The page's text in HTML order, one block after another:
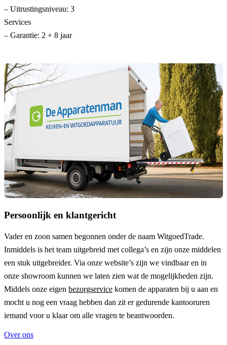
– Uitrustingsniveau: 3
Services
– Garantie: 2 + 8 jaar
Persoonlijk en klantgericht
Vader en zoon samen begonnen onder de naam WitgoedTrade.
Inmiddels is het team uitgebreid met collega’s en zijn onze middelen
een stuk uitgebreider. Via onze website’s zijn we vindbaar en in
onze showroom kunnen we laten zien wat de mogelijkheden zijn.
Middels onze eigen bezorgservice komen de apparaten bij u aan en
mocht u nog een vraag hebben dan zit er gedurende kantooruren
iemand voor u klaar om alle vragen te beantwoorden.
Over ons